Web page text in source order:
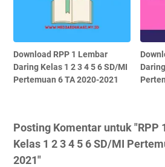
Download RPP 1 Lembar
Daring Kelas 1 2 3 4 5 6 SD/MI
Pertemuan 6 TA 2020-2021
Posting Komentar untuk "RPP
Kelas 1 2 3 4 5 6 SD/MI
2021"